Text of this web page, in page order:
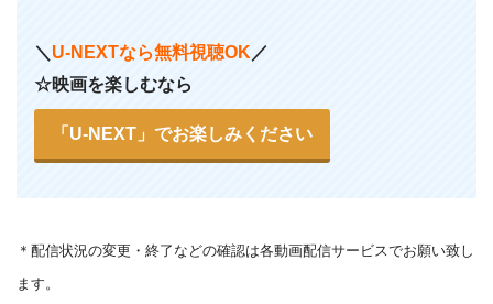
そして、ボブ・デュランの曲も素晴らし
かった。
— 大門Q太郎（無職透明人間）
(@dqtarou)May 8, 2014
＼ U-NEXTなら無料視聴OK ／
☆映画を楽しむなら
「U-NEXT」でお楽しみください
＊ 配信状況の変更・終了などの確認は各動画配信サービスでお願い致し
ます。